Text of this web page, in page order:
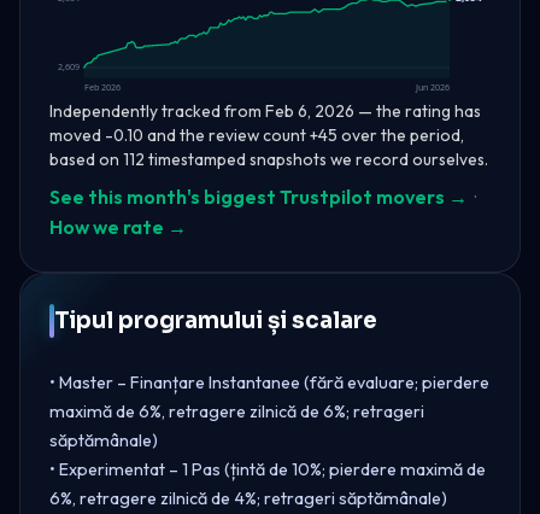
2,609
Feb 2026 Jun 2026
Independently tracked from Feb 6, 2026 — the rating has
moved -0.10 and the review count +45 over the period,
based on 112 timestamped snapshots we record ourselves.
See this month's biggest Trustpilot movers → ·
How we rate →
Tipul programului și scalare
• Master – Finanțare Instantanee (fără evaluare; pierdere
maximă de 6%, retragere zilnică de 6%; retrageri
săptămânale)
• Experimentat – 1 Pas (țintă de 10%; pierdere maximă de
6%, retragere zilnică de 4%; retrageri săptămânale)